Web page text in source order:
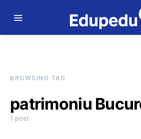
BROWSING TAG
patrimoniu
1 post